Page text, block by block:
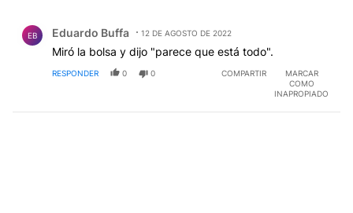
EB Eduardo Buffa 12 DE AGOSTO DE 2022
Miró la bolsa y dijo "parece que está todo".
RESPONDER 0 0 COMPARTIR
MARCAR
COMO
INAPROPIADO